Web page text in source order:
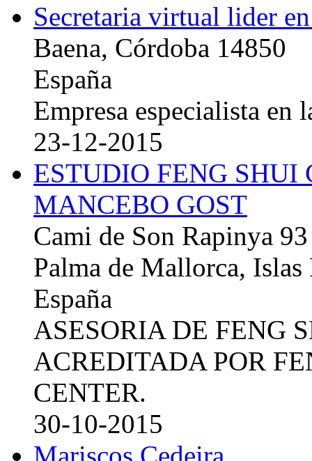
Secretaria virtual lider
Baena, Córdoba 14850
España
Empresa especialista en
23-12-2015
ESTUDIO FENG
MANCEBO GOST
Cami de Son Rapinya 93
Palma de Mallorca, Islas
España
ASESORIA DE FENG
ACREDITADA POR
CENTER.
30-10-2015
Mariscos Cedeira